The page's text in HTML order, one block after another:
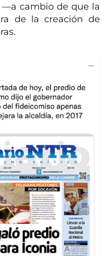
cambio de que la
de la creación de